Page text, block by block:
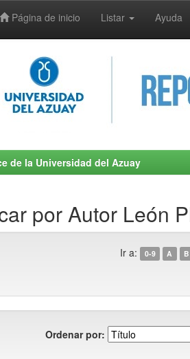
Página de inicio Listar Ayuda
de la Universidad del Azuay
por Autor León
Ir a: 0-9 A B
Ordenar por: